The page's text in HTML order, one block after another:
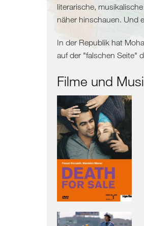
MigrationMalta
Slowenien
Kroatien
Montenegro
Bosnien
und
Herzegowina
Albanien
Kosovo
/
Türkei
/
Zypern
Türkei
Zypern
/
literarische,
näher hinschauen. Und
In der Republik hat
auf der "falschen Seite"
Filme und